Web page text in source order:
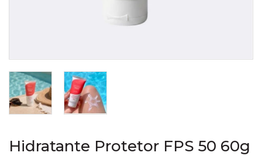
Hidratante Protetor FPS 50 60g